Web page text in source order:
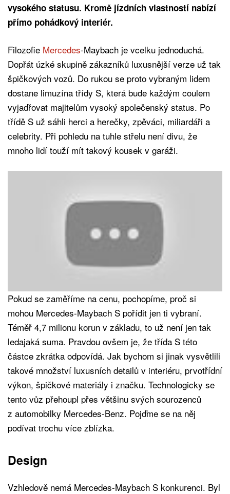
vysokého statusu. Kromě jízdních vlastností nabízí
přímo pohádkový interiér.
Filozofie Mercedes-Maybach je vcelku jednoduchá.
Dopřát úzké skupině zákazníků luxusnější verze už tak
špičkových vozů. Do rukou se proto vybraným lidem
dostane limuzína třídy S, která bude každým coulem
vyjadřovat majitelům vysoký společenský status. Po
třídě S už sáhli herci a herečky, zpěváci, miliardáři a
celebrity. Při pohledu na tuhle střelu není divu, že
mnoho lidí touží mít takový kousek v garáži.
Pokud se zaměříme na cenu, pochopíme, proč si
mohou Mercedes-Maybach S pořídit jen ti vybraní.
Téměř 4,7 milionu korun v základu, to už není jen tak
ledajaká suma. Pravdou ovšem je, že třída S této
částce zkrátka odpovídá. Jak bychom si jinak vysvětlili
takové množství luxusních detailů v interiéru, prvotřídní
výkon, špičkové materiály i značku. Technologicky se
tento vůz přehoupl přes většinu svých sourozenců
z automobilky Mercedes-Benz. Pojďme se na něj
podívat trochu více zblízka.
Design
Vzhledově nemá Mercedes-Maybach S konkurenci. Byl